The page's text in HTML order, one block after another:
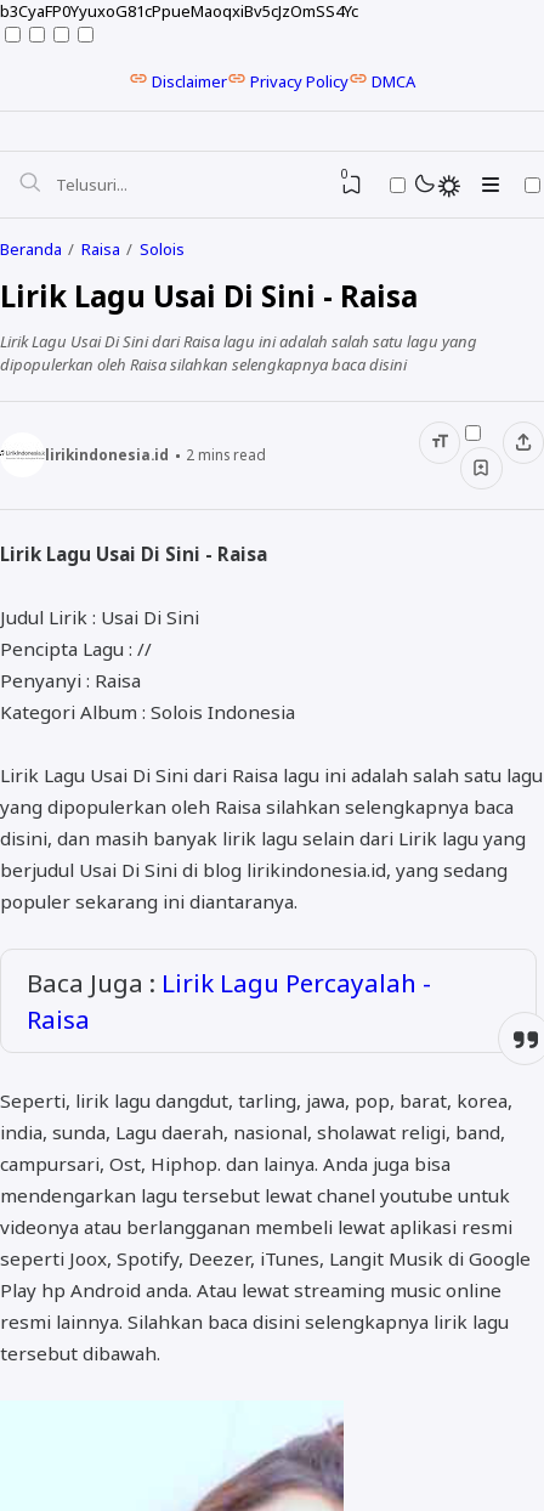
b3CyaFP0YyuxoG81cPpueMaoqxiBv5cJzOmSS4Yc
Disclaimer Privacy Policy DMCA
NELA KARISMA
ALMANAR
NISA SABYAN
0
Beranda Raisa Solois
Lirik Lagu Usai Di Sini - Raisa
Lirik Lagu Usai Di Sini dari Raisa lagu ini adalah salah satu lagu yang
dipopulerkan oleh Raisa silahkan selengkapnya baca disini
lirikindonesia.id 2mins read
Lirik Lagu Usai Di Sini - Raisa
Judul Lirik : Usai Di Sini
Pencipta Lagu : //
Penyanyi : Raisa
Kategori Album : Solois Indonesia
Lirik Lagu Usai Di Sini dari Raisa lagu ini adalah salah satu lagu
yang dipopulerkan oleh Raisa silahkan selengkapnya baca
disini, dan masih banyak lirik lagu selain dari Lirik lagu yang
berjudul Usai Di Sini di blog lirikindonesia.id, yang sedang
populer sekarang ini diantaranya.
Baca Juga : Lirik Lagu Percayalah -
Raisa
Seperti, lirik lagu dangdut, tarling, jawa, pop, barat, korea,
india, sunda, Lagu daerah, nasional, sholawat religi, band,
campursari, Ost, Hiphop. dan lainya. Anda juga bisa
mendengarkan lagu tersebut lewat chanel youtube untuk
videonya atau berlangganan membeli lewat aplikasi resmi
seperti Joox, Spotify, Deezer, iTunes, Langit Musik di Google
Play hp Android anda. Atau lewat streaming music online
resmi lainnya. Silahkan baca disini selengkapnya lirik lagu
tersebut dibawah.